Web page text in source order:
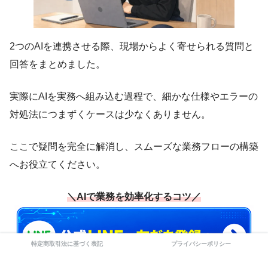
2つのAIを連携させる際、現場からよく寄せられる質問と
回答をまとめました。
実際にAIを実務へ組み込む過程で、細かな仕様やエラーの
対処法につまずくケースは少なくありません。
ここで疑問を完全に解消し、スムーズな業務フローの構築
へお役立てください。
＼AIで業務を効率化するコツ／
特定商取引法に基づく表記 プライバシーポリシー